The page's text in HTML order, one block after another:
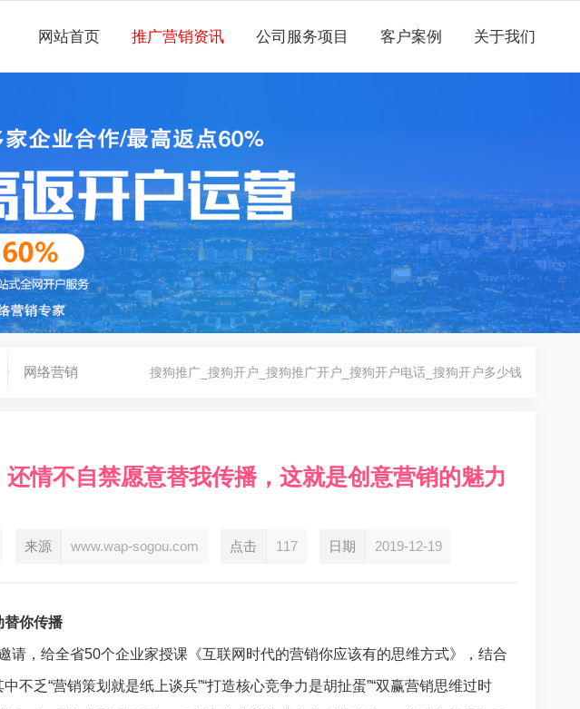
网站首页 推广营销资讯 公司服务项目 客户案例 关于我们
网络营销 搜狗推广_搜狗开户_搜狗推广开户_搜狗开户电话_搜狗开户多少钱
情不自禁愿意替我传播，这就是创意营销的魅力
来源 www.wap-sogou.com 点击 117 日期 2019-12-19
替你传播
请，给全省50个企业家授课《互联网时代的营销你应该有的思维方式》，结合
不乏“营销策划就是纸上谈兵”“打造核心竞争力是胡扯蛋”“双赢营销思维过时